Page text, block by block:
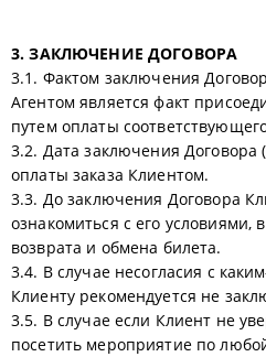
3. ЗАКЛЮЧЕНИЕ ДОГОВОРА
3.1. Фактом заключения
Агентом является факт
путем оплаты
3.2. Дата заключения Договора
оплаты заказа Клиентом.
3.3. До заключения Договора
ознакомиться с его условиями,
возврата и обмена билета.
3.4. В случае несогласия с
Клиенту рекомендуется не
3.5. В случае если Клиент не
посетить мероприятие по